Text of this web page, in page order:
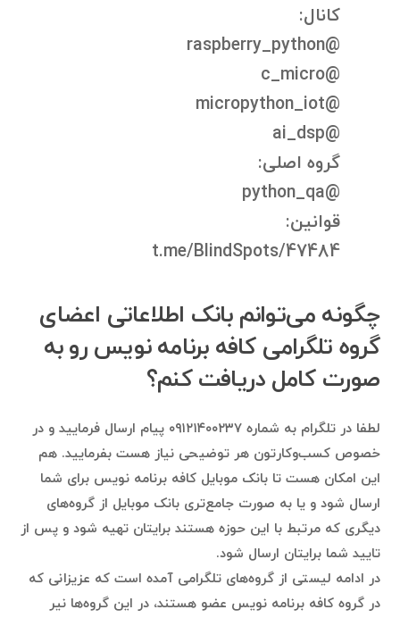
کانال:
@raspberry_python
@c_micro
@micropython_iot
@ai_dsp
گروه اصلی:
@python_qa
قوانین:
t.me/BlindSpots/47484
چگونه می‌توانم بانک اطلاعاتی اعضای
گروه تلگرامی کافه برنامه نویس رو به
صورت کامل دریافت کنم؟
لطفا در تلگرام به شماره ۰۹۱۲۱۴۰۰۲۳۷ پیام ارسال فرمایید و در
خصوص کسب‌وکارتون هر توضیحی نیاز هست بفرمایید. هم
این امکان هست تا بانک موبایل کافه برنامه نویس برای شما
ارسال شود و یا به صورت جامع‌تری بانک موبایل از گروه‌های
دیگری که مرتبط با این حوزه هستند برایتان تهیه شود و پس از
تایید شما برایتان ارسال شود.
در ادامه لیستی از گروه‌های تلگرامی آمده است که عزیزانی که
در گروه کافه برنامه نویس عضو هستند، در این گروه‌ها نیر